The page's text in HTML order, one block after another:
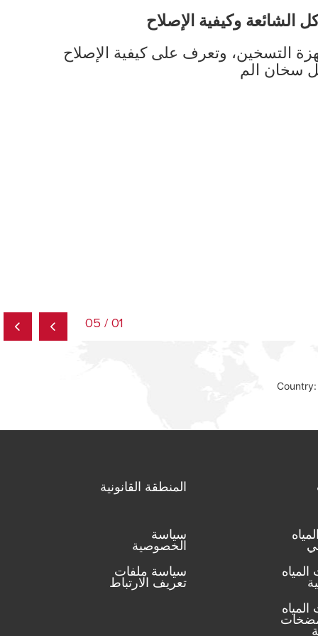
الشائعة وكيفية الإصلاح
وتعرف على كيفية الإصلاح
01 / 05
المنطقة القانونية
سياسة
الخصوصية
سياسة ملفات
تعريف الارتباط